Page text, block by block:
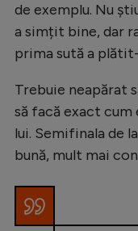
de exemplu. Nu
a simțit bine, dar
prima sută a
Trebuie neapărat
să facă exact
lui. Semifinala de
bună, mult mai